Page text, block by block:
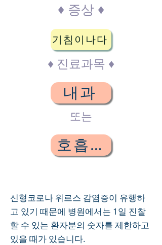
♦ 증상 ♦
기침이나다
♦ 진료과목 ♦
내과
또는
호흡기과
신형코로나 위르스 감염증이 유행하
고 있기 때문에 병원에서는 1일 진찰
할 수 있는 환자분의 숫자를 제한하고
있을 때가 있습니다.